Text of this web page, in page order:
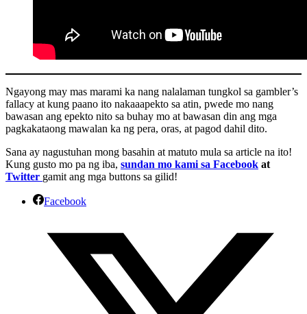
Ngayong may mas marami ka nang nalalaman tungkol sa gambler’s
fallacy at kung paano ito nakaaapekto sa atin, pwede mo nang
bawasan ang epekto nito sa buhay mo at bawasan din ang mga
pagkakataong mawalan ka ng pera, oras, at pagod dahil dito.
Sana ay nagustuhan mong basahin at matuto mula sa article na ito!
Kung gusto mo pa ng iba, sundan mo kami sa Facebook at
Twitter gamit ang mga buttons sa gilid!
Facebook